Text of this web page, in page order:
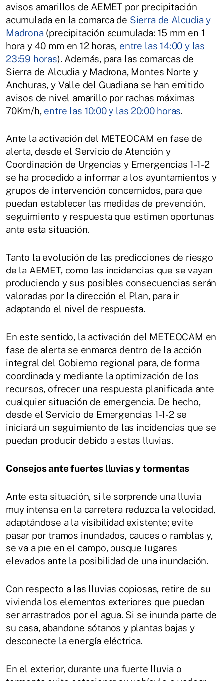
avisos amarillos de AEMET por precipitación
acumulada en la comarca de Sierra de Alcudia y
Madrona (precipitación acumulada: 15 mm en 1
hora y 40 mm en 12 horas, entre las 14:00 y las
23:59 horas). Además, para las comarcas de
Sierra de Alcudia y Madrona, Montes Norte y
Anchuras, y Valle del Guadiana se han emitido
avisos de nivel amarillo por rachas máximas
70Km/h, entre las 10:00 y las 20:00 horas.
Ante la activación del METEOCAM en fase de
alerta, desde el Servicio de Atención y
Coordinación de Urgencias y Emergencias 1-1-2
se ha procedido a informar a los ayuntamientos y
grupos de intervención concernidos, para que
puedan establecer las medidas de prevención,
seguimiento y respuesta que estimen oportunas
ante esta situación.
Tanto la evolución de las predicciones de riesgo
de la AEMET, como las incidencias que se vayan
produciendo y sus posibles consecuencias serán
valoradas por la dirección el Plan, para ir
adaptando el nivel de respuesta.
En este sentido, la activación del METEOCAM en
fase de alerta se enmarca dentro de la acción
integral del Gobierno regional para, de forma
coordinada y mediante la optimización de los
recursos, ofrecer una respuesta planificada ante
cualquier situación de emergencia. De hecho,
desde el Servicio de Emergencias 1-1-2 se
iniciará un seguimiento de las incidencias que se
puedan producir debido a estas lluvias.
Consejos ante fuertes lluvias y tormentas
Ante esta situación, si le sorprende una lluvia
muy intensa en la carretera reduzca la velocidad,
adaptándose a la visibilidad existente; evite
pasar por tramos inundados, cauces o ramblas y,
se va a pie en el campo, busque lugares
elevados ante la posibilidad de una inundación.
Con respecto a las lluvias copiosas, retire de su
vivienda los elementos exteriores que puedan
ser arrastrados por el agua. Si se inunda parte de
su casa, abandone sótanos y plantas bajas y
desconecte la energía eléctrica.
En el exterior, durante una fuerte lluvia o